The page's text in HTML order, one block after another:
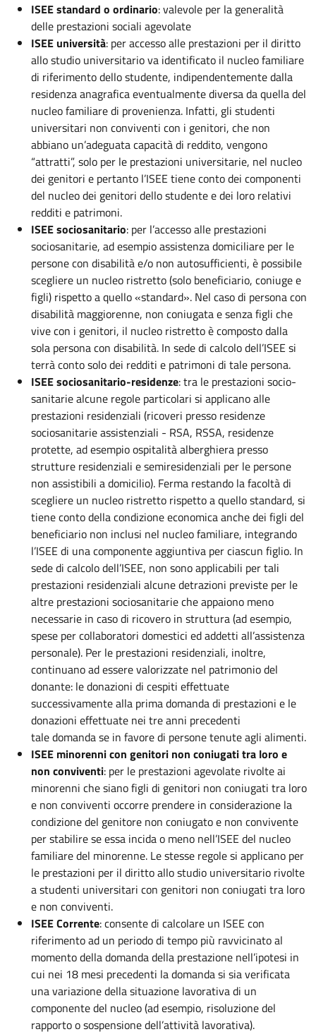
ISEE standard o ordinario: valevole per la generalità
delle prestazioni sociali agevolate
ISEE università: per accesso alle prestazioni per il diritto
allo studio universitario va identificato il nucleo familiare
di riferimento dello studente, indipendentemente dalla
residenza anagrafica eventualmente diversa da quella del
nucleo familiare di provenienza. Infatti, gli studenti
universitari non conviventi con i genitori, che non
abbiano un’adeguata capacità di reddito, vengono
“attratti”, solo per le prestazioni universitarie, nel nucleo
dei genitori e pertanto l’ISEE tiene conto dei componenti
del nucleo dei genitori dello studente e dei loro relativi
redditi e patrimoni.
ISEE sociosanitario: per l’accesso alle prestazioni
sociosanitarie, ad esempio assistenza domiciliare per le
persone con disabilità e/o non autosufficienti, è possibile
scegliere un nucleo ristretto (solo beneficiario, coniuge e
figli) rispetto a quello «standard». Nel caso di persona con
disabilità maggiorenne, non coniugata e senza figli che
vive con i genitori, il nucleo ristretto è composto dalla
sola persona con disabilità. In sede di calcolo dell’ISEE si
terrà conto solo dei redditi e patrimoni di tale persona.
ISEE sociosanitario-residenze: tra le prestazioni socio-
sanitarie alcune regole particolari si applicano alle
prestazioni residenziali (ricoveri presso residenze
sociosanitarie assistenziali - RSA, RSSA, residenze
protette, ad esempio ospitalità alberghiera presso
strutture residenziali e semiresidenziali per le persone
non assistibili a domicilio). Ferma restando la facoltà di
scegliere un nucleo ristretto rispetto a quello standard, si
tiene conto della condizione economica anche dei figli del
beneficiario non inclusi nel nucleo familiare, integrando
l’ISEE di una componente aggiuntiva per ciascun figlio. In
sede di calcolo dell’ISEE, non sono applicabili per tali
prestazioni residenziali alcune detrazioni previste per le
altre prestazioni sociosanitarie che appaiono meno
necessarie in caso di ricovero in struttura (ad esempio,
spese per collaboratori domestici ed addetti all’assistenza
personale). Per le prestazioni residenziali, inoltre,
continuano ad essere valorizzate nel patrimonio del
donante: le donazioni di cespiti effettuate
successivamente alla prima domanda di prestazioni e le
donazioni effettuate nei tre anni precedenti
tale domanda se in favore di persone tenute agli alimenti.
ISEE minorenni con genitori non coniugati tra loro e
non conviventi: per le prestazioni agevolate rivolte ai
minorenni che siano figli di genitori non coniugati tra loro
e non conviventi occorre prendere in considerazione la
condizione del genitore non coniugato e non convivente
per stabilire se essa incida o meno nell’ISEE del nucleo
familiare del minorenne. Le stesse regole si applicano per
le prestazioni per il diritto allo studio universitario rivolte
a studenti universitari con genitori non coniugati tra loro
e non conviventi.
ISEE Corrente: consente di calcolare un ISEE con
riferimento ad un periodo di tempo più ravvicinato al
momento della domanda della prestazione nell’ipotesi in
cui nei 18 mesi precedenti la domanda si sia verificata
una variazione della situazione lavorativa di un
componente del nucleo (ad esempio, risoluzione del
rapporto o sospensione dell’attività lavorativa).